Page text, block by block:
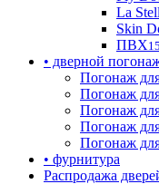
La
Skin
ПВХ15
• дверной
Погонаж
Погонаж
Погонаж
Погонаж
Погонаж
• фурнитура
Распродажа